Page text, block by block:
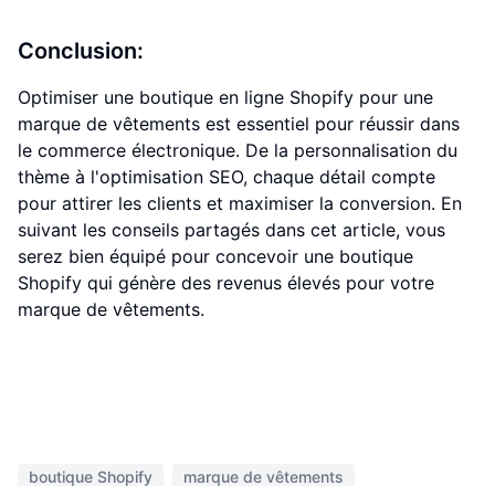
Conclusion:
Optimiser une boutique en ligne Shopify pour une
marque de vêtements est essentiel pour réussir dans
le commerce électronique. De la personnalisation du
thème à l'optimisation SEO, chaque détail compte
pour attirer les clients et maximiser la conversion. En
suivant les conseils partagés dans cet article, vous
serez bien équipé pour concevoir une boutique
Shopify qui génère des revenus élevés pour votre
marque de vêtements.
boutique Shopify
marque de vêtements